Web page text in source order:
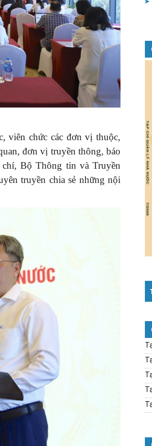
nhà
viên chức các đơn vị thuộc,
đơn vị truyền thông, báo
Bộ Thông tin và Truyền
truyền chia sẻ những nội